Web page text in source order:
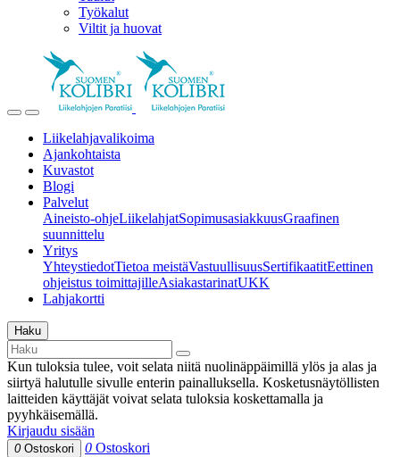
Työkalut
Viltit ja huovat
Liikelahjavalikoima
Ajankohtaista
Kuvastot
Blogi
Palvelut
Aineisto-ohjeLiikelahjatSopimusasiakkuusGraafinen
suunnittelu
Yritys
YhteystiedotTietoa meistäVastuullisuusSertifikaatitEettinen
ohjeistus toimittajilleAsiakastarinatUKK
Lahjakortti
Haku
Kun tuloksia tulee, voit selata niitä nuolinäppäimillä ylös ja alas ja
siirtyä halutulle sivulle enterin painalluksella. Kosketusnäytöllisten
laitteiden käyttäjät voivat selata tuloksia koskettamalla ja
pyyhkäisemällä.
Kirjaudu sisään
0 Ostoskori 0 Ostoskori